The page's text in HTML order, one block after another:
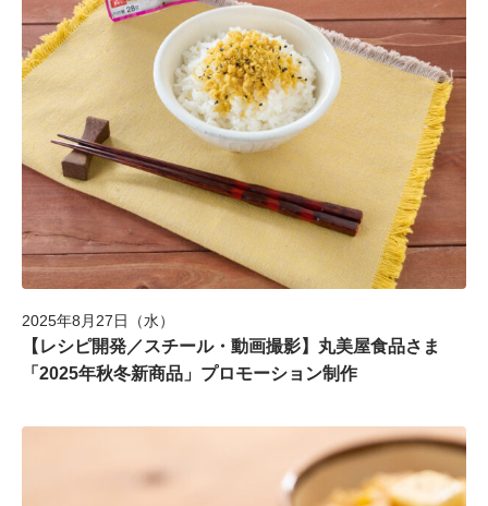
2025年8月27日（水）
【レシピ開発／スチール・動画撮影】丸美屋食品さま
「2025年秋冬新商品」プロモーション制作
HOME
NEWS
COMPANY